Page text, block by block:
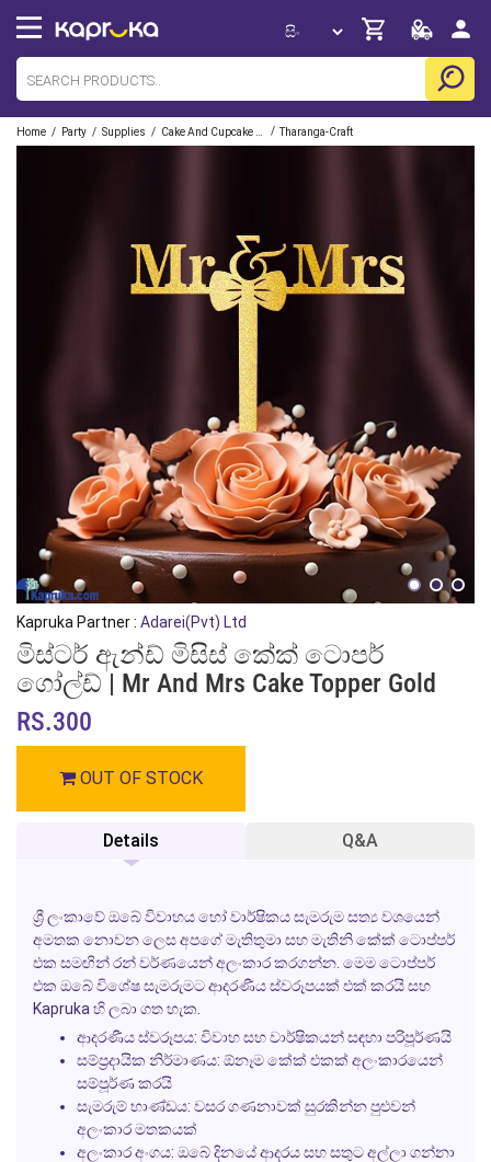
Home / Party / Supplies / / Tharanga-Craft
Kapruka Partner : Adarei(Pvt) Ltd
මිස්ටර් ඇන්ඩ් මිසිස් කේක් ටොපර්
ගෝල්ඩ් | Mr And Mrs Cake Topper Gold
RS.300
OUT OF STOCK
Details Q&A
ශ්‍රී ලංකාවේ ඔබේ විවාහය හෝ වාර්ෂිකය සැමරුම සත්‍ය වශයෙන්
අමතක නොවන ලෙස අපගේ මැතිතුමා සහ මැතිනි කේක් ටොප්පර්
එක සමඟින් රන් වර්ණයෙන් අලංකාර කරගන්න. මෙම ටොප්පර්
එක ඔබේ විශේෂ සැමරුමට ආදරණීය ස්වරූපයක් එක් කරයි සහ
Kapruka හි ලබා ගත හැක.
ආදරණීය ස්වරූපය: විවාහ සහ වාර්ෂිකයන් සඳහා පරිපූර්ණයි
සම්ප්‍රදායික නිර්මාණය: ඕනෑම කේක් එකක් අලංකාරයෙන්
සම්පූර්ණ කරයි
සැමරුම් භාණ්ඩය: වසර ගණනාවක් සුරකින්න පුළුවන්
අලංකාර මතකයක්
අලංකාර අංගය: ඔබේ දිනයේ ආදරය සහ සතුට අල්ලා ගන්නා